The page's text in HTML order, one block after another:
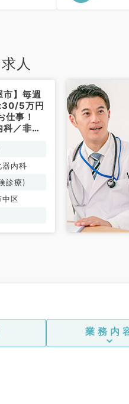
人
市】毎週
5万円
仕事！
科／非常
器内科
診療)
中区
業務内